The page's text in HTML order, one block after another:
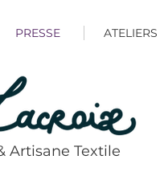
PRESSE ATELIERS
Artisane Textile